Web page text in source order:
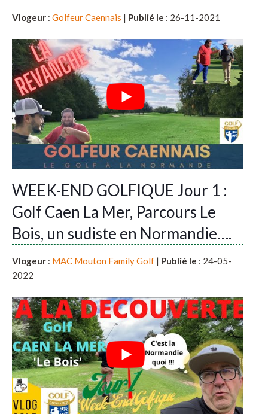
Vlogeur : Golfeur Caennais | Publié le : 26-11-2021
WEEK-END GOLFIQUE Jour 1 :
Golf Caen La Mer, Parcours Le
Bois, un sudiste en Normandie….
Vlogeur : MAC Mouton Family Golf | Publié le : 24-05-
2022